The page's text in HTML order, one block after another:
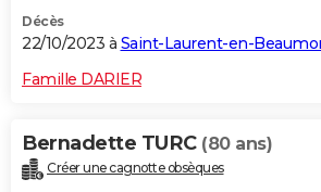
Décès
22/10/2023 à Saint-Laurent-en-
Famille DARIER
Bernadette TURC (80 ans)
Créer une cagnotte obsèques